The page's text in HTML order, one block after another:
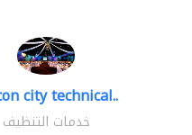
city technical..
خدمات التنظيف